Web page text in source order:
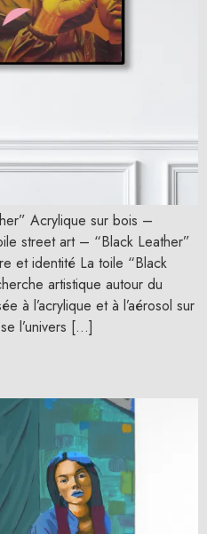
Acrylique sur bois –
street art – “Black Leather”
et identité La toile “Black
artistique autour du
à l’acrylique et à l’aérosol sur
l’univers […]